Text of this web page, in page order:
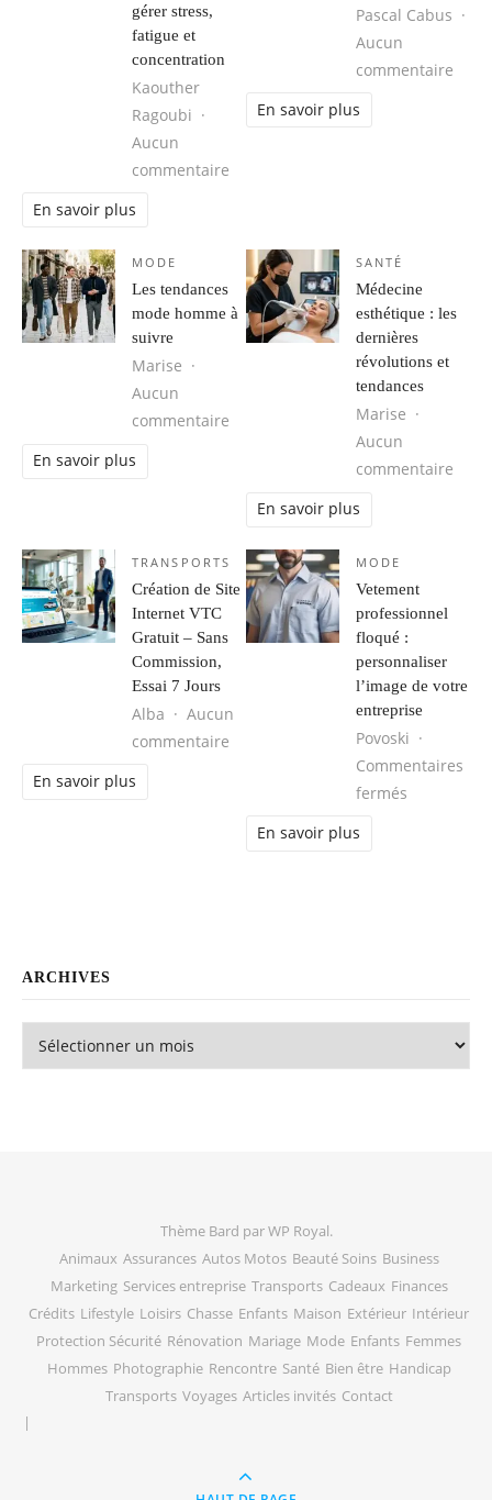
gérer stress,
fatigue et
concentration
Kaouther
Ragoubi
Aucun
commentaire
En savoir plus
Pascal Cabus
Aucun
commentaire
En savoir plus
MODE
Les tendances
mode homme à
suivre
Marise
Aucun
commentaire sur Les tendances mode homme à
En savoir plus
SANTÉ
Médecine
esthétique : les
dernières
révolutions et
tendances
Marise
Aucun
commentaire
En savoir plus
TRANSPORTS
Création de Site
Internet VTC
Gratuit – Sans
Commission,
Essai 7 Jours
Alba
Aucun
commentaire sur Création de Site Internet VTC
En savoir plus
MODE
Vetement
professionnel
floqué :
personnaliser
l’image de votre
entreprise
Povoski
Commentaires
fermés
En savoir plus
ARCHIVES
Thème Bard parWP Royal.
Animaux Assurances Autos Motos Beauté Soins Business
Marketing Services entreprise Transports Cadeaux Finances
Crédits Lifestyle Loisirs Chasse Enfants Maison Extérieur Intérieur
Protection Sécurité Rénovation Mariage Mode Enfants Femmes
Hommes Photographie Rencontre Santé Bien être Handicap
Transports Voyages Articles invités Contact